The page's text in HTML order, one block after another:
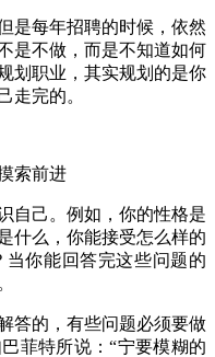
是每年招聘的时候，依然
是不做，而是不知道如何
划职业，其实规划的是你
走完的。
索前进
自己。例如，你的性格是
什么，你能接受怎么样的
你能回答完这些问题的
答的，有些问题必须要做
菲特所说：“宁要模糊的